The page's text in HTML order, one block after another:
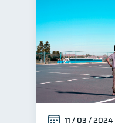
Manejo de
Educación
Finanzas
Finanzas
Inclusión
Bienestar
11 / 03 / 2024